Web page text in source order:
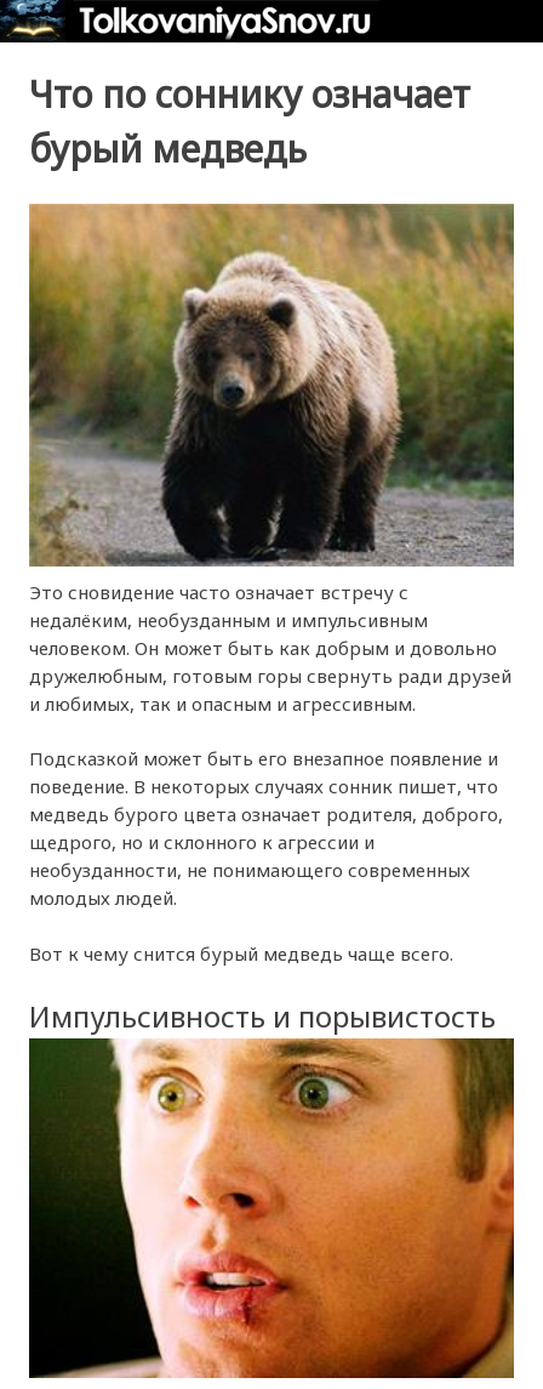
Что по соннику означает
бурый медведь
Это сновидение часто означает встречу с
недалёким, необузданным и импульсивным
человеком. Он может быть как добрым и довольно
дружелюбным, готовым горы свернуть ради друзей
и любимых, так и опасным и агрессивным.
Подсказкой может быть его внезапное появление и
поведение. В некоторых случаях сонник пишет, что
медведь бурого цвета означает родителя, доброго,
щедрого, но и склонного к агрессии и
необузданности, не понимающего современных
молодых людей.
Вот к чему снится бурый медведь чаще всего.
Импульсивность и порывистость